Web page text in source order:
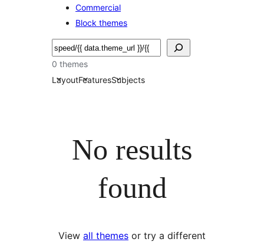
Commercial
Block themes
Hľadať
0 themes
LayoutFeaturesSubjects
No results
found
View all themes or try a different